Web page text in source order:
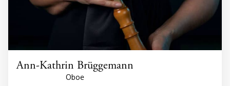
Ann-Kathrin Brüggemann
Oboe